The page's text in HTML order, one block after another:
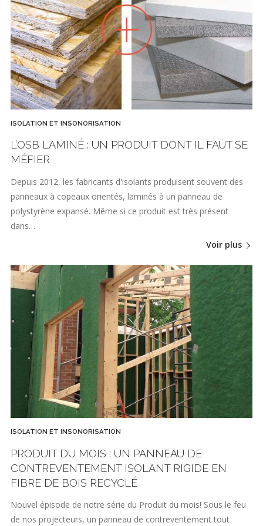
ISOLATION ET INSONORISATION
L’OSB LAMINÉ : UN PRODUIT DONT IL FAUT SE
MÉFIER
Depuis 2012, les fabricants d'isolants produisent souvent des
panneaux à copeaux orientés, laminés à un panneau de
polystyrène expansé. Même si ce produit est très présent
dans…
Voir plus
ISOLATION ET INSONORISATION
PRODUIT DU MOIS : UN PANNEAU DE
CONTREVENTEMENT ISOLANT RIGIDE EN
FIBRE DE BOIS RECYCLÉ
Nouvel épisode de notre série du Produit du mois! Sous le feu
de nos projecteurs, un panneau de contreventement tout